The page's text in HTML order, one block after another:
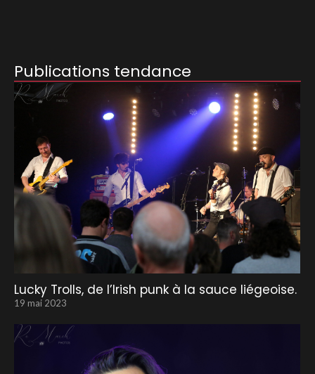
Publications tendance
Lucky Trolls, de l’Irish punk à la sauce liégeoise.
19 mai 2023